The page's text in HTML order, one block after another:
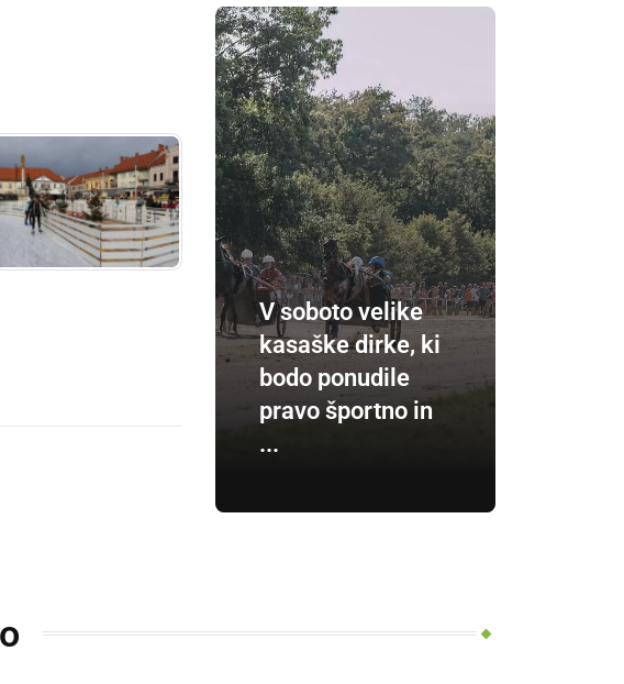
V soboto velike
kasaške dirke, ki
bodo ponudile
pravo športno in
...